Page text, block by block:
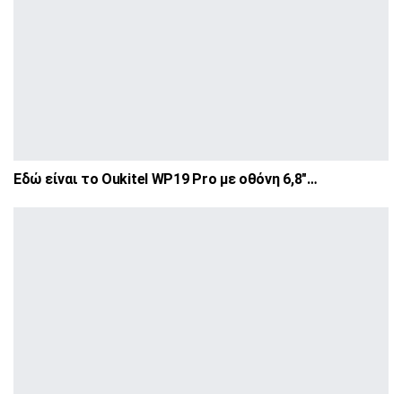
Εδώ είναι το Oukitel WP19 Pro με οθόνη 6,8″…